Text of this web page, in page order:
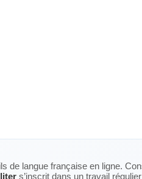
de langue française en ligne.
s’inscrit dans un travail